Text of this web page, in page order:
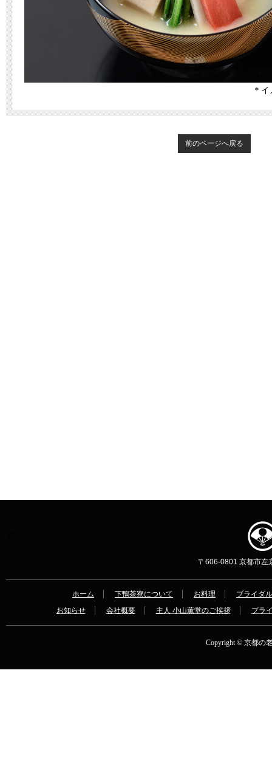
＊イメージ
前のページへ戻る
〒606-0801 京都市左
ホーム 下鴨茶寮について お料理
ブライダル
お知らせ
会社概要 主人 小山薫堂のご挨拶 プラ
Copyright © 京都の